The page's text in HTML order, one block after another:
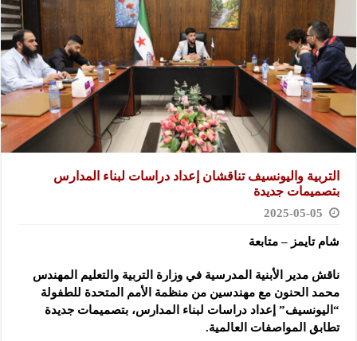
التربية واليونسيف تناقشان إعداد دراسات لبناء ‏المدارس
بتصميمات جديدة
2025-05-05
شام تايمز – متابعة
ناقش مدير الأبنية المدرسية في وزارة التربية والتعليم المهندس
محمد الحنون ‏مع مهندسين من منظمة الأمم المتحدة للطفولة
“اليونسيف” إعداد دراسات ‏لبناء المدارس، بتصميمات جديدة
تطابق المواصفات العالمية. ‏